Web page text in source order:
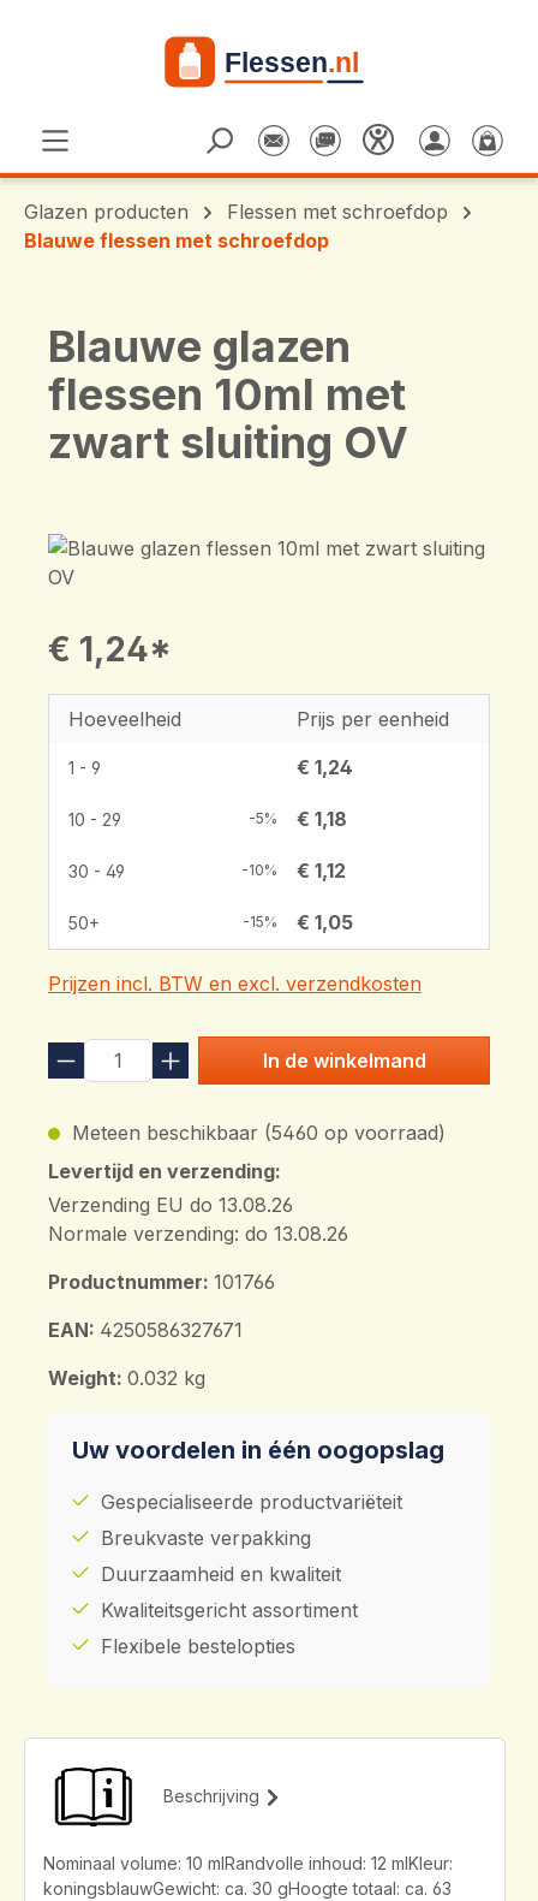
Glazen producten
Flessen met schroefdop
Blauwe flessen met schroefdop
Blauwe glazen
flessen 10ml met
zwart sluiting OV
€ 1,24*
Hoeveelheid Prijs per eenheid
1 - 9 € 1,24
10 - 29 -5% € 1,18
30 - 49 -10% € 1,12
50+ -15% € 1,05
Prijzen incl. BTW en excl. verzendkosten
In de winkelmand
Meteen beschikbaar (5460 op voorraad)
Levertijd en verzending:
Verzending EU do 13.08.26
Normale verzending: do 13.08.26
Productnummer: 101766
EAN: 4250586327671
Weight: 0.032 kg
Uw voordelen in één oogopslag
Gespecialiseerde productvariëteit
Breukvaste verpakking
Duurzaamheid en kwaliteit
Kwaliteitsgericht assortiment
Flexibele bestelopties
Beschrijving
Nominaal volume: 10 mlRandvolle inhoud: 12 mlKleur:
koningsblauwGewicht: ca. 30 gHoogte totaal: ca. 63